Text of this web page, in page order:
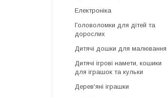
Електроніка
Головоломки для дітей та
дорослих
Дитячі дошки для малювання
Дитячі ігрові намети, кошики
для іграшок та кульки
Дерев'яні іграшки